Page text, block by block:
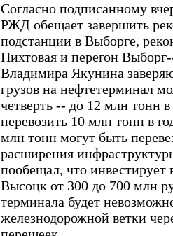
Согласно подписанному
РЖД обещает завершить
подстанции в Выборге,
Пихтовая и перегон
Владимира Якунина
грузов на нефтетерминал
четверть -- до 12 млн тонн
перевозить 10 млн тонн в
млн тонн могут быть
расширения
пообещал, что
Высоцк от 300 до 700 млн
терминала будет
железнодорожной ветки